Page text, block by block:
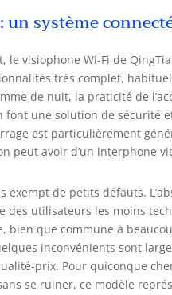
un système
le visiophone Wi-Fi de
très complet,
de nuit, la praticité de
font une solution de sécurité
est particulièrement
peut avoir d’un interphone
exempt de petits défauts.
des utilisateurs les moins
bien que commune à
inconvénients sont
prix. Pour quiconque
se ruiner, ce modèle